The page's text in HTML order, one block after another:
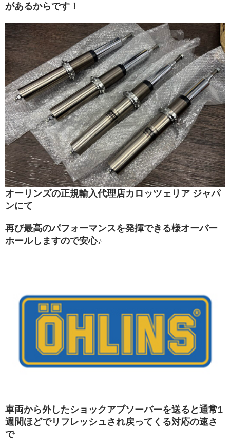
があるからです！
オーリンズの正規輸入代理店カロッツェリア ジャパ
ンにて
再び最高のパフォーマンスを発揮できる様オーバー
ホールしますので安心♪
車両から外したショックアブソーバーを送ると通常1
週間ほどでリフレッシュされ戻ってくる対応の速さ
で